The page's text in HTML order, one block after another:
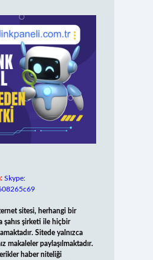
Skype:
sitesi, herhangi bir
şahıs şirketi ile hiçbir
Sitede yalnızca
makaleler paylaşılmaktadır.
haber niteliği